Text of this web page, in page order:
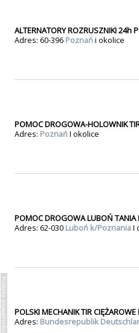
ALTERNATORY ROZRUSZNIKI 24h
Adres: 60-396 Poznańi okolice
POMOC DROGOWA-HOLOWNIK
Adres: PoznańI okolice
POMOC DROGOWA LUBOŃ TANIA
Adres: 62-030 Luboń k/PoznaniaI
POLSKI MECHANIK TIR CIĘŻAROWE
Adres: Bundesrepublik
Polityka prywatności